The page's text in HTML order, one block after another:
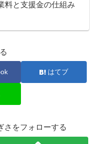
料と支援金の仕組み
はてブ
さをフォローする